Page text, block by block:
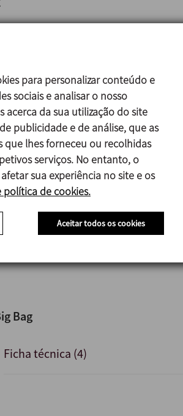
Ficha técnica (6)
Bag
Ficha técnica (4)
para personalizar conteúdo e
sociais e analisar o nosso
da sua utilização do site
publicidade e de análise, que as
lhes forneceu ou recolhidas
serviços. No entanto, o
sua experiência no site e os
política de cookies.
Aceitar todos os cookies